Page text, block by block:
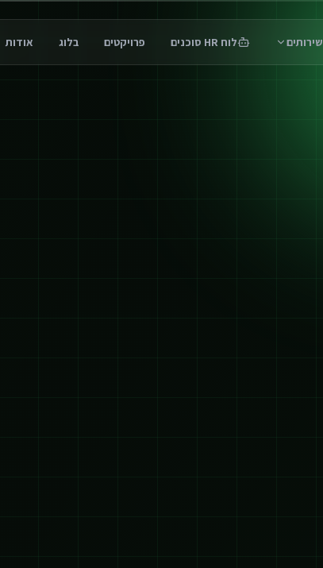
שירותים לוח HR סוכנים פרויקטים בלוג אודות